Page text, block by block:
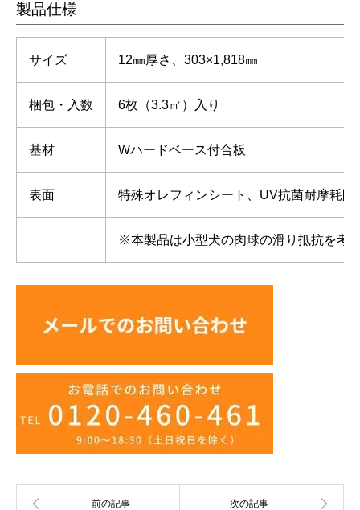
製品仕様
サイズ 12㎜厚さ、303×1,818㎜
梱包・入数 6枚（3.3㎡）入り
基材 Wハードベース付合板
表面 特殊オレフィンシート、UV抗菌耐摩耗
※本製品は小型犬の肉球の滑り抵抗を考